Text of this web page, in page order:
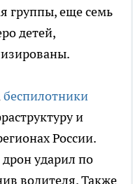
группы, еще семь
детей,
беспилотники
и
России.
дрон ударил по
водителя. Также